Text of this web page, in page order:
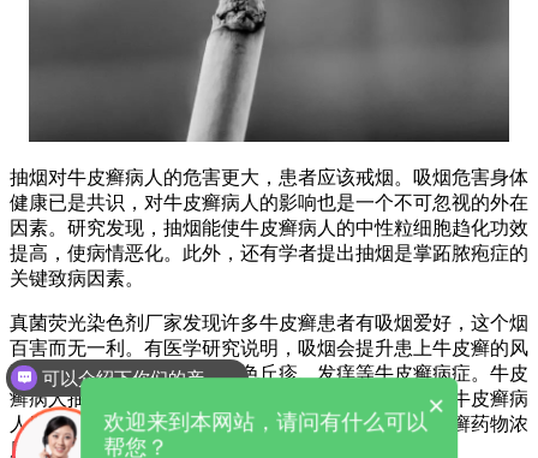
抽烟对牛皮癣病人的危害更大，患者应该戒烟。吸烟危害身体
健康已是共识，对牛皮癣病人的影响也是一个不可忽视的外在
因素。研究发现，抽烟能使牛皮癣病人的中性粒细胞趋化功效
提高，使病情恶化。此外，还有学者提出抽烟是掌跖脓疱症的
关键致病因素。
真菌荧光染色剂厂家发现许多牛皮癣患者有吸烟爱好，这个烟
百害而无一利。有医学研究说明，吸烟会提升患上牛皮癣的风
险，可引起发生皮肤炎、红色丘疹、发痒等牛皮癣病症。牛皮
癣病人抽烟还会提升发作概率，增加医治的难度。在牛皮癣病
人服用药物的期间，吸烟会导致病人血液中，其牛皮癣药物浓
度不足，无法充分运用药、和功效影响非常大。
可以介绍下你们的产品么
×
欢迎来到本网站，请问有什么可以
帮您？